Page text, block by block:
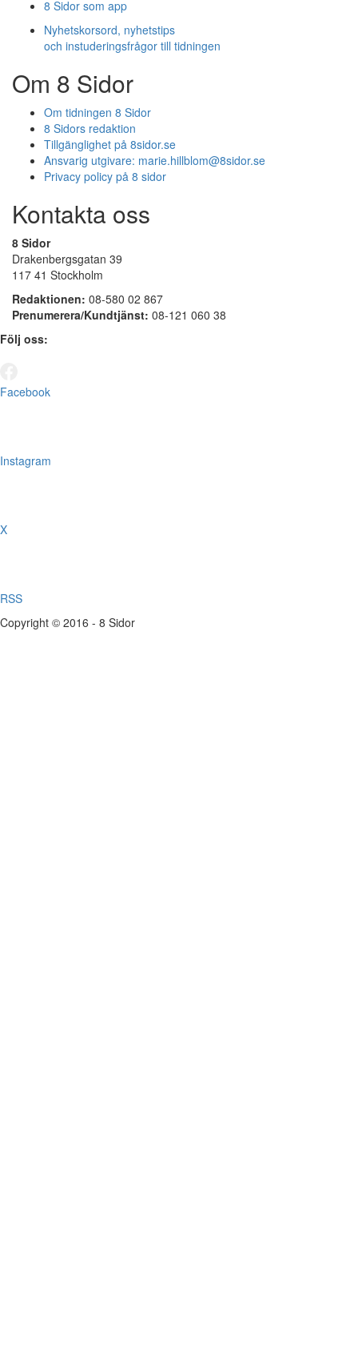
8 Sidor som app
Nyhetskorsord, nyhetstips
och instuderingsfrågor till tidningen
Om 8 Sidor
Om tidningen 8 Sidor
8 Sidors redaktion
Tillgänglighet på 8sidor.se
Ansvarig utgivare: marie.hillblom@8sidor.se
Privacy policy på 8 sidor
Kontakta oss
8 Sidor
Drakenbergsgatan 39
117 41 Stockholm
Redaktionen: 08-580 02 867
Prenumerera/Kundtjänst: 08-121 060 38
Följ oss:
Facebook
Instagram
X
RSS
Copyright © 2016 - 8 Sidor